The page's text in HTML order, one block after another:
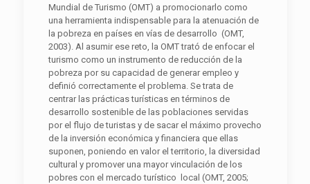
Mundial de Turismo (OMT) a promocionarlo como
una herramienta indispensable para la atenuación de
la pobreza en países en vías de desarrollo (OMT,
2003). Al asumir ese reto, la OMT trató de enfocar el
turismo como un instrumento de reducción de la
pobreza por su capacidad de generar empleo y
definió correctamente el problema. Se trata de
centrar las prácticas turísticas en términos de
desarrollo sostenible de las poblaciones servidas
por el flujo de turistas y de sacar el máximo provecho
de la inversión económica y financiera que ellas
suponen, poniendo en valor el territorio, la diversidad
cultural y promover una mayor vinculación de los
pobres con el mercado turístico local (OMT, 2005;